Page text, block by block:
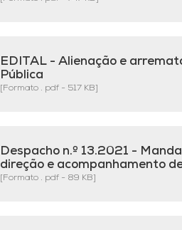
EDITAL - Alienação e
Pública
[Formato . pdf - 517 KB]
Despacho n.º 13.2021 -
direção e acompanhamento
[Formato . pdf - 89 KB]